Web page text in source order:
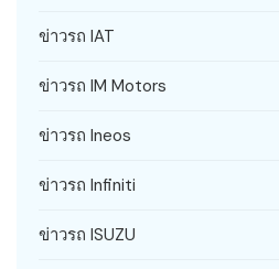
ข่าวรถ IAT
ข่าวรถ IM Motors
ข่าวรถ Ineos
ข่าวรถ Infiniti
ข่าวรถ ISUZU